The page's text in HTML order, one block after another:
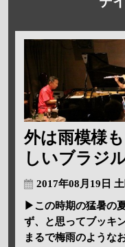
外は雨模様
しいブラジ
2017年08月19日
▶この時期の猛暑の
ず、と思ってブッキ
まるで梅雨のような